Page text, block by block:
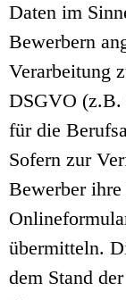
Daten im
Bewerbern
Verarbeitung
DSGVO (z.B.
für die
Sofern zur
Bewerber
übermitteln.
dem Stand